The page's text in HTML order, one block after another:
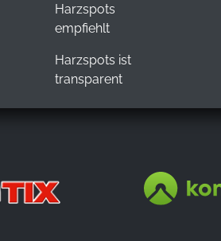
Harzspots
empfiehlt
Harzspots ist
transparent